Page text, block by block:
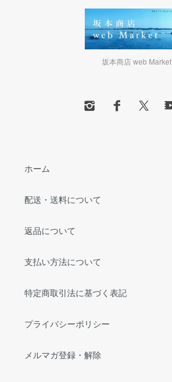
坂本商店 web Market
ホーム
配送・送料について
返品について
支払い方法について
特定商取引法に基づく表記
プライバシーポリシー
メルマガ登録・解除